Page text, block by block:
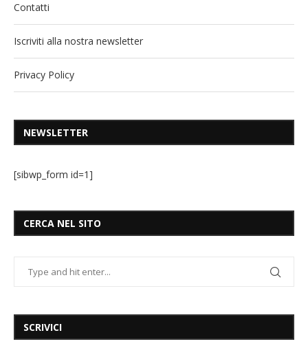
Contatti
Iscriviti alla nostra newsletter
Privacy Policy
NEWSLETTER
[sibwp_form id=1]
CERCA NEL SITO
SCRIVICI